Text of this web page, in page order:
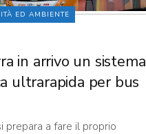
ED AMBIENTE
in arrivo un sistema
ultrarapida per bus
prepara a fare il proprio